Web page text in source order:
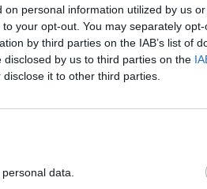
personal information utilized by us
your opt-out. You may separately
by third parties on the IAB’s list of
by us to third parties on the
it to other third parties.
data.
αλλά είναι πολύ
αναβαθμίσουν, πριν
το οποίο
Με τις τρέχουσες
κατά περίπου
ή κυβέρνηση